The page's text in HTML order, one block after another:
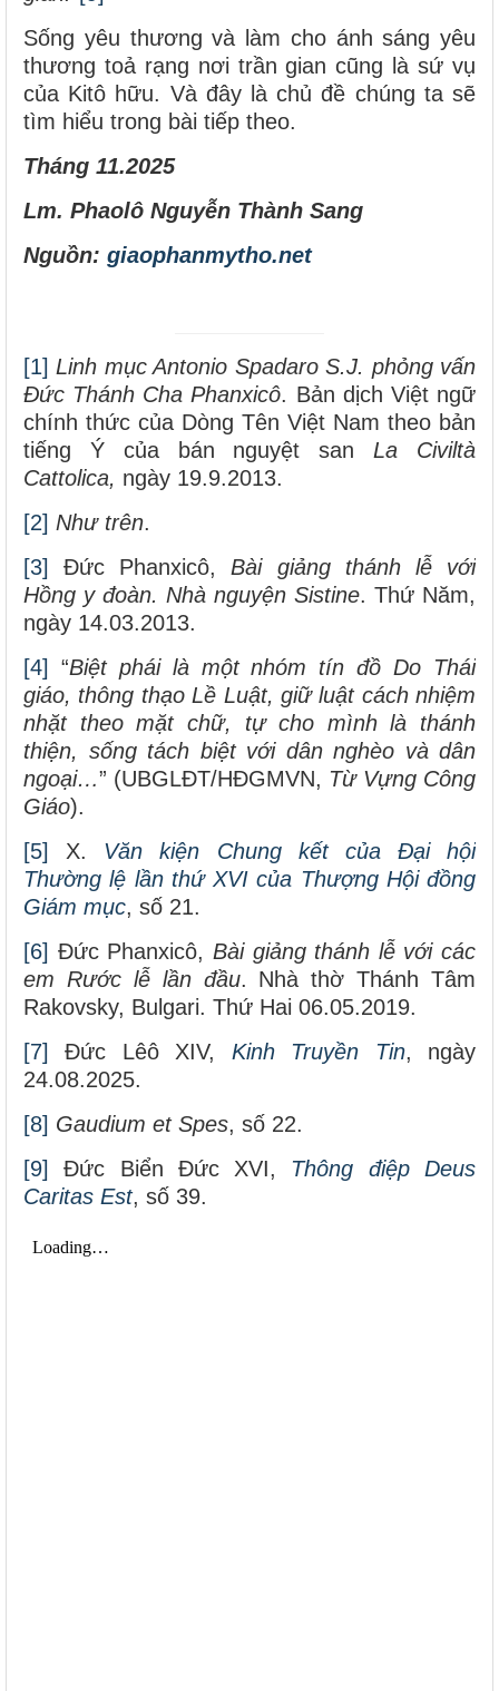
Sống yêu thương và làm cho ánh sáng yêu
thương toả rạng nơi trần gian cũng là sứ vụ
của Kitô hữu. Và đây là chủ đề chúng ta sẽ
tìm hiểu trong bài tiếp theo.
Tháng 11.2025
Lm. Phaolô Nguyễn Thành Sang
Nguồn: giaophanmytho.net
[1] Linh mục Antonio Spadaro S.J. phỏng vấn
Đức Thánh Cha Phanxicô. Bản dịch Việt ngữ
chính thức của Dòng Tên Việt Nam theo bản
tiếng Ý của bán nguyệt san La Civiltà
Cattolica, ngày 19.9.2013.
[2] Như trên.
[3]
Đức Phanxicô, Bài giảng thánh lễ với
Hồng y đoàn. Nhà nguyện Sistine. Thứ Năm,
ngày 14.03.2013.
[4]
“Biệt phái là một nhóm tín đồ Do Thái
giáo, thông thạo Lề Luật, giữ luật cách nhiệm
nhặt theo mặt chữ, tự cho mình là thánh
thiện, sống tách biệt với dân nghèo và dân
ngoại…” (UBGLĐT/HĐGMVN, Từ Vựng Công
Giáo).
[5]
X. Văn kiện Chung kết của Đại hội
Thường lệ lần thứ XVI của Thượng Hội đồng
Giám mục, số 21.
[6] Đức Phanxicô, Bài giảng thánh lễ với các
em Rước lễ lần đầu. Nhà thờ Thánh Tâm
Rakovsky, Bulgari. Thứ Hai 06.05.2019.
[7]
Đức Lêô XIV, Kinh Truyền Tin, ngày
24.08.2025.
[8] Gaudium et Spes, số 22.
[9]
Đức Biển Đức XVI, Thông điệp
Deus
Caritas Est, số 39.